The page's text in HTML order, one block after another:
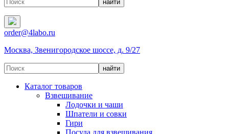
order@4labo.ru
Москва, Звенигородское шоссе, д. 9/27
Каталог товаров
Взвешивание
Лодочки и чаши
Шпатели и совки
Гири
Посуда для взвешивания